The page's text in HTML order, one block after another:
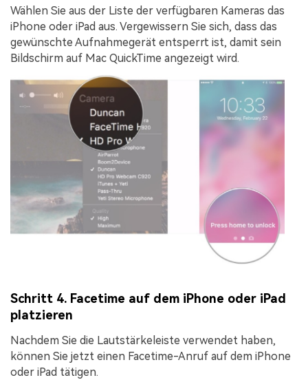
Wählen Sie aus der Liste der verfügbaren Kameras das
iPhone oder iPad aus. Vergewissern Sie sich, dass das
gewünschte Aufnahmegerät entsperrt ist, damit sein
Bildschirm auf Mac QuickTime angezeigt wird.
Schritt 4. Facetime auf dem iPhone oder iPad
platzieren
Nachdem Sie die Lautstärkeleiste verwendet haben,
können Sie jetzt einen Facetime-Anruf auf dem iPhone
oder iPad tätigen.